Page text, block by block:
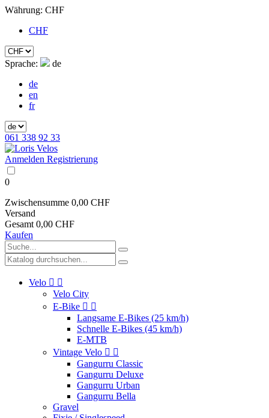
Währung: CHF
CHF
Sprache:
de
de
en
fr
061 338 92 33
Anmelden Registrierung
0
Zwischensumme 0,00 CHF
Versand
Gesamt 0,00 CHF
Kaufen
Velo  
Velo City
E-Bike  
Langsame E-Bikes (25 km/h)
Schnelle E-Bikes (45 km/h)
E-MTB
Vintage Velo  
Gangurru Classic
Gangurru Deluxe
Gangurru Urban
Gangurru Bella
Gravel